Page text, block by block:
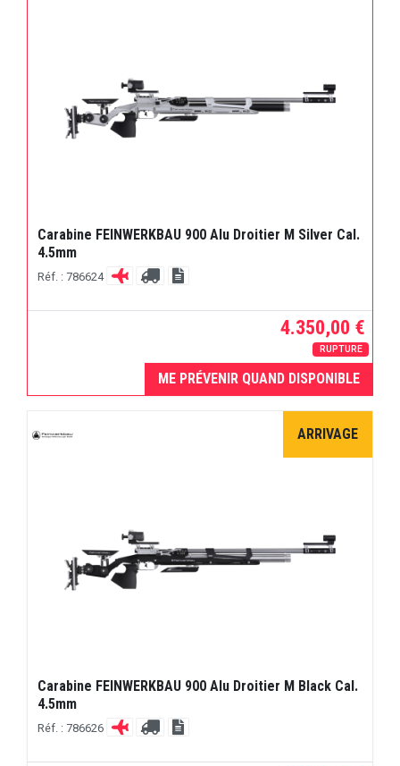
Carabine FEINWERKBAU 900 Alu Droitier M Silver Cal.
4.5mm
Réf. : 786624
4.350,00 €
RUPTURE
ME PRÉVENIR QUAND DISPONIBLE
ARRIVAGE
Carabine FEINWERKBAU 900 Alu Droitier M Black Cal.
4.5mm
Réf. : 786626